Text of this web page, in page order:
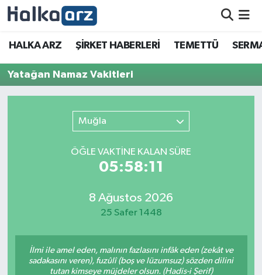
HALKA ARZ ŞİRKET HABERLERİ TEMETTÜ
Yatağan Namaz Vakitleri
Muğla
ÖĞLE VAKTİNE KALAN SÜRE
05:58:11
8 Ağustos 2026
25 Safer 1448
İlmi ile amel eden, malının fazlasını infâk eden (zekât ve
sadakasını veren), fuzûlî (boş ve lüzumsuz) sözden dilini
tutan kimseye müjdeler olsun. (Hadis-i Şerif)
HALKA ARZ
SERMAYE ARTIRIMI
TEMETTÜ